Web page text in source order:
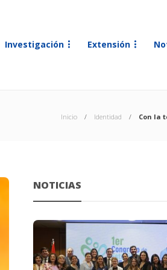
Investigación Extensión
Inicio Identidad Con la
NOTICIAS